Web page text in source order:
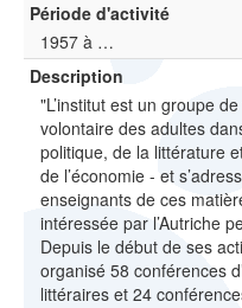
?
Période d'activité
1957 à …
Description
"L’institut est un groupe
volontaire des adultes
politique, de la littérature
de l’économie - et
enseignants de ces
intéressée par l’Autriche
Depuis le début de ses
organisé 58 conférences
littéraires et 24